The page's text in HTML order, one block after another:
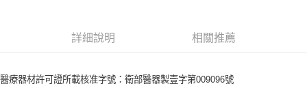
權轉讓予恩沛科技股份有限公司。
３．未成年的使用者請事先徵得法定代理人或監護人之同意方可使用
詳細說明 相關推薦
醫療器材許可證所載核准字號：衛部醫器製壹字第009096號